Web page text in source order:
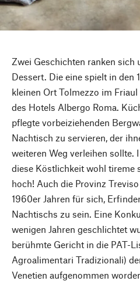
Zwei Geschichten ranken sich
Dessert. Die eine spielt in den
kleinen Ort Tolmezzo im
des Hotels Albergo Roma.
pflegte vorbeiziehenden
Nachtisch zu servieren, der
weiteren Weg verleihen sollte.
diese Köstlichkeit wohl tireme
hoch! Auch die Provinz
1960er Jahren für sich,
Nachtischs zu sein. Eine
wenigen Jahren geschlichtet
berühmte Gericht in die PAT-
Agroalimentari Tradizionali)
Venetien aufgenommen